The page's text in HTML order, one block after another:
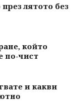
лятото без
който
по-чист
и какви